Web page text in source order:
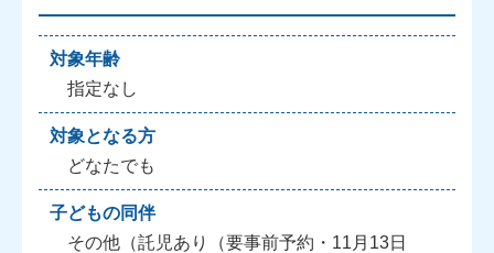
対象年齢
指定なし
対象となる方
どなたでも
子どもの同伴
その他（託児あり（要事前予約・11月13日